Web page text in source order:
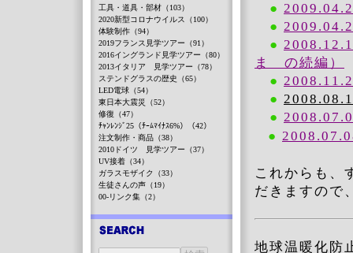
●
●
●
ま の続編）
●
●
●
●
これからも、
だきますので
地球温暖化防
工具・道具・部材（103）
2020新型コロナウイルス（100）
体験制作（94）
2019フランス見学ツアー（91）
2016イングランド見学ツアー（80）
2013イタリア 見学ツアー（78）
ステンドグラスの歴史（65）
LED電球（54）
東日本大震災（52）
修復（47）
ﾁｬﾝﾚﾝｼﾞ25（ﾁｰﾑﾏｲﾅｽ6%）（42）
注文制作・商品（38）
2010ドイツ 見学ツアー（37）
UV接着（34）
ガラスモザイク（33）
生徒さんの声（19）
00-リンク集（2）